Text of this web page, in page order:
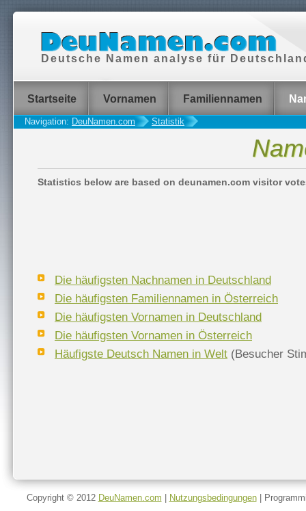
Deutsche Namen analyse für
Startseite Vornamen Familiennamen
Navigation: DeuNamen.com
Statistik
Statistics below are based on deunamen.com visitor
Die häufigsten Nachnamen in Deutschland
Die häufigsten Familiennamen in Österreich
Die häufigsten Vornamen in Deutschland
Die häufigsten Vornamen in Österreich
Häufigste Deutsch Namen in Welt (Besucher
Copyright © 2012 DeuNamen.com Nutzungsbedingungen|